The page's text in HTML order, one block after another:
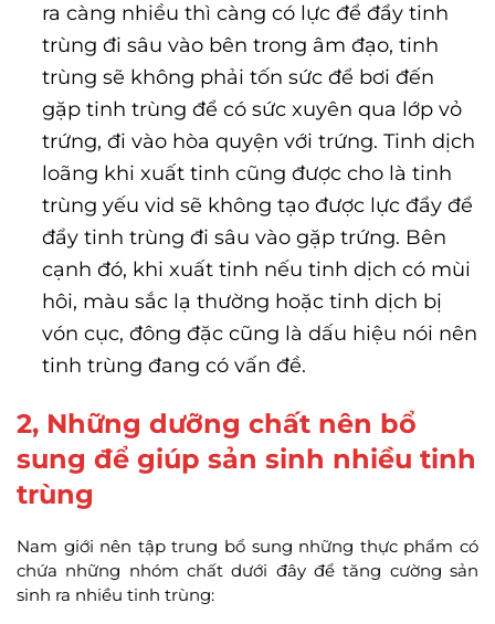
ra càng nhiều thì càng có lực để đẩy tinh
trùng đi sâu vào bên trong âm đạo, tinh
trùng sẽ không phải tốn sức để bơi đến
gặp tinh trùng để có sức xuyên qua lớp vỏ
trứng, đi vào hòa quyện với trứng. Tinh dịch
loãng khi xuất tinh cũng được cho là tinh
trùng yếu vid sẽ không tạo được lực đẩy để
đẩy tinh trùng đi sâu vào gặp trứng. Bên
cạnh đó, khi xuất tinh nếu tinh dịch có mùi
hôi, màu sắc lạ thường hoặc tinh dịch bị
vón cục, đông đặc cũng là dấu hiệu nói nên
tinh trùng đang có vấn đề.
2, Những dưỡng chất nên bổ
sung để giúp sản sinh nhiều tinh
trùng
Nam giới nên tập trung bổ sung những thực phẩm có
chứa những nhóm chất dưới đây để tăng cường sản
sinh ra nhiều tinh trùng: